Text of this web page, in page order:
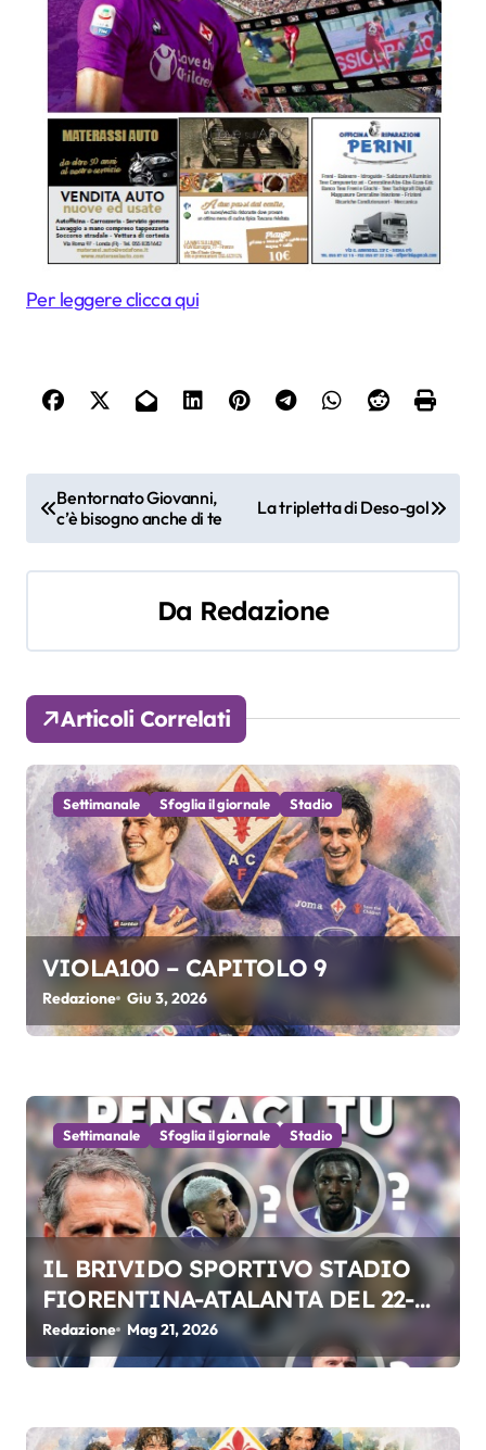
Per leggere clicca qui
N
a
v
a
z
i
o
n
e
a
r
i
c
o
l
Bentornato Giovanni,
c’è bisogno anche di te
La tripletta di Deso-gol
Da Redazione
Articoli Correlati
Settimanale Sfoglia il giornale Stadio
VIOLA100 – CAPITOLO 9
Redazione Giu 3, 2026
Settimanale Sfoglia il giornale Stadio
IL BRIVIDO SPORTIVO STADIO
FIORENTINA-ATALANTA DEL 22-
05-2026
Redazione Mag 21, 2026